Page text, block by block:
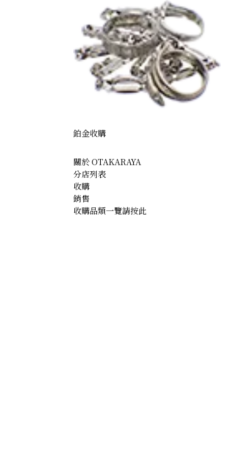
鉑金收購
關於 OTAKARAYA
分店列表
收購
銷售
收購品類一覽請按此